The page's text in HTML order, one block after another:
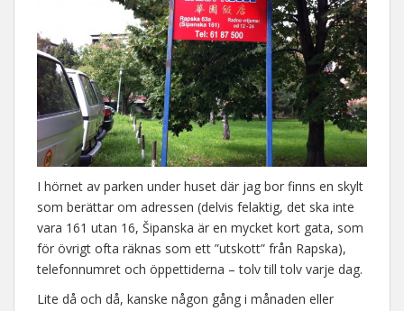
I hörnet av parken under huset där jag bor finns en skylt
som berättar om adressen (delvis felaktig, det ska inte
vara 161 utan 16, Šipanska är en mycket kort gata, som
för övrigt ofta räknas som ett ”utskott” från Rapska),
telefonnumret och öppettiderna – tolv till tolv varje dag.
Lite då och då, kanske någon gång i månaden eller